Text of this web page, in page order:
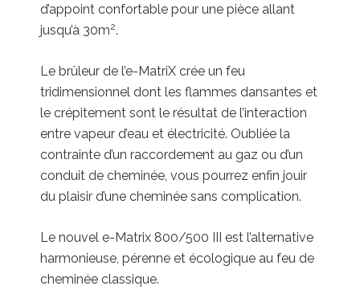
d’appoint confortable pour une pièce allant
jusqu’à 30m2.
Le brûleur de l’e-MatriX crée un feu
tridimensionnel dont les flammes dansantes et
le crépitement sont le résultat de l’interaction
entre vapeur d’eau et électricité. Oubliée la
contrainte d’un raccordement au gaz ou d’un
conduit de cheminée, vous pourrez enfin jouir
du plaisir d’une cheminée sans complication.
Le nouvel e-Matrix 800/500 III est l’alternative
harmonieuse, pérenne et écologique au feu de
cheminée classique.